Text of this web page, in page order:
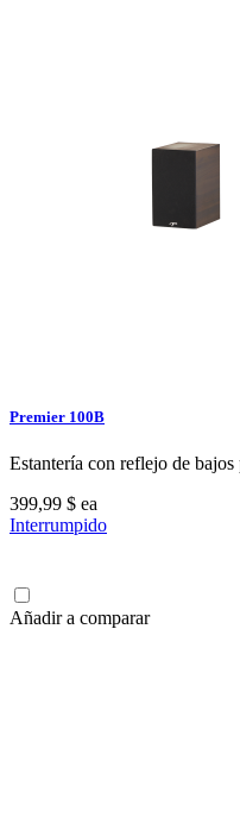
Premier 100B
Estantería con reflejo de
399,99 $ ea
Interrumpido
Añadir a comparar